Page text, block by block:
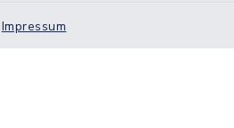
Impressum
Sitemap